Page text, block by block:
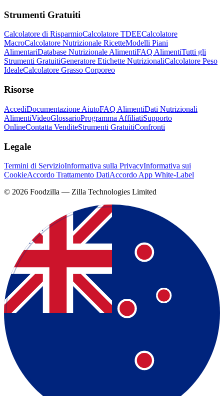
Strumenti Gratuiti
Calcolatore di RisparmioCalcolatore TDEECalcolatore
MacroCalcolatore Nutrizionale RicetteModelli Piani
AlimentariDatabase Nutrizionale AlimentiFAQ AlimentiTutti gli
Strumenti GratuitiGeneratore Etichette NutrizionaliCalcolatore Peso
IdealeCalcolatore Grasso Corporeo
Risorse
AccediDocumentazione AiutoFAQ AlimentiDati Nutrizionali
AlimentiVideoGlossarioProgramma AffiliatiSupporto
OnlineContatta VenditeStrumenti GratuitiConfronti
Legale
Termini di ServizioInformativa sulla PrivacyInformativa sui
CookieAccordo Trattamento DatiAccordo App White-Label
© 2026 Foodzilla — Zilla Technologies Limited